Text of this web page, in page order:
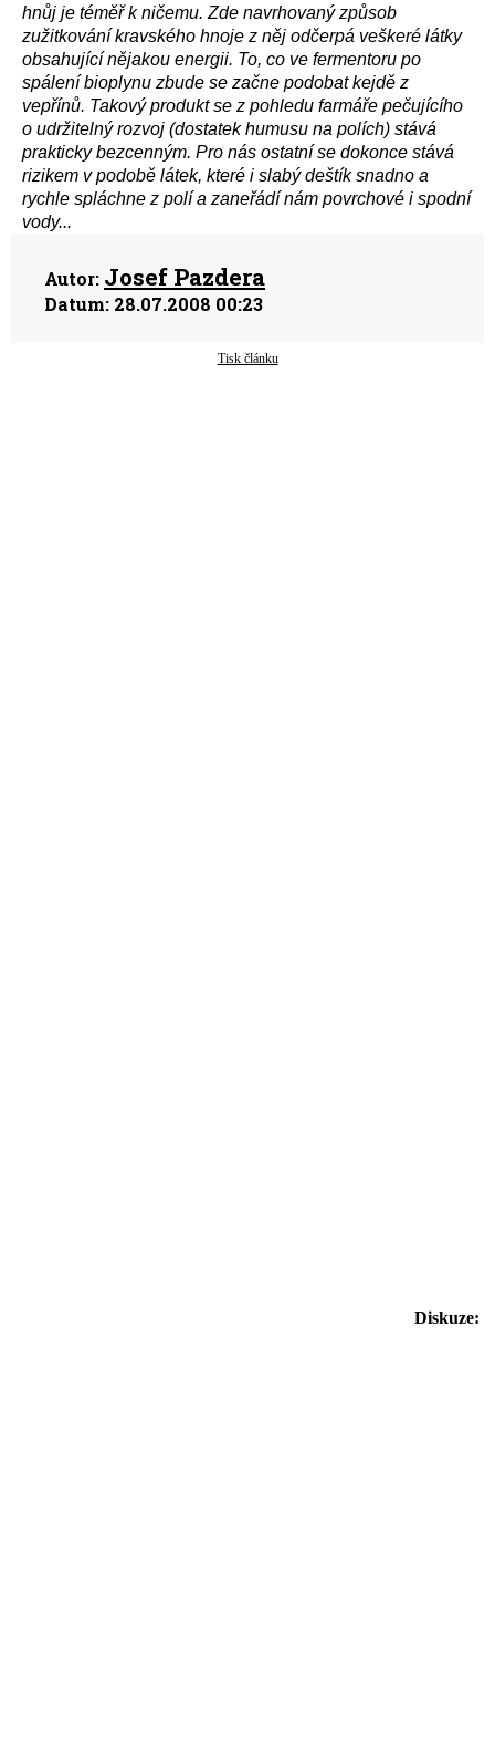
hnůj je téměř k ničemu. Zde navrhovaný způsob
zužitkování kravského hnoje z něj odčerpá veškeré látky
obsahující nějakou energii. To, co ve fermentoru po
spálení bioplynu zbude se začne podobat kejdě z
vepřínů. Takový produkt se z pohledu farmáře pečujícího
o udržitelný rozvoj (dostatek humusu na polích) stává
prakticky bezcenným. Pro nás ostatní se dokonce stává
rizikem v podobě látek, které i slabý deštík snadno a
rychle spláchne z polí a zaneřádí nám povrchové i spodní
vody...
Autor: Josef Pazdera
Datum: 28.07.2008 00:23
Tisk článku
Diskuze: